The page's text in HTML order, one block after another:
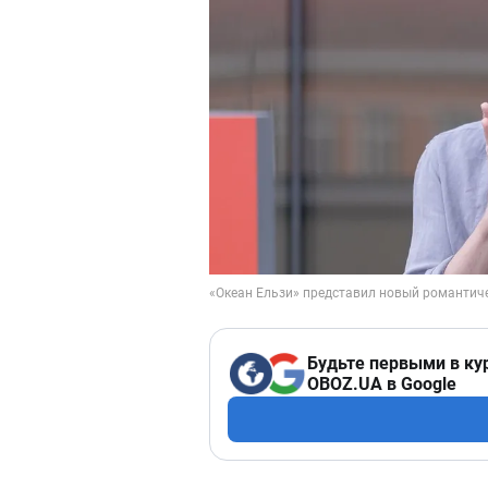
Будьте первыми в
OBOZ.UA в Google